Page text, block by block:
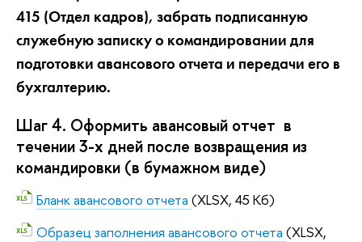
415 (Отдел кадров), забрать подписанную
служебную записку о командировании для
подготовки авансового отчета и передачи его в
бухгалтерию.
Шаг 4. Оформить авансовый отчет в
течении 3-х дней после возвращения из
командировки (в бумажном виде)
Бланк авансового отчета (XLSX, 45 Кб)
Образец заполнения авансового отчета (XLSX,